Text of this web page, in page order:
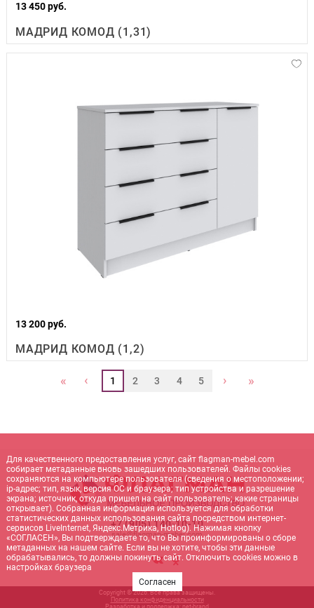
13 450 руб.
МАДРИД КОМОД (1,31)
13 200 руб.
МАДРИД КОМОД (1,2)
« ‹ 1 2 3 4 5 › »
+7 (905) 140-10-10
sale@flagman-mebel.com
Copyright © 2026. Все права защищены.
Политика конфиденциальности
Разработка и поддержка: net- brand
Для качественного предоставления услуг, сайт flagman-mebel.com
собирает метаданные вновь зашедших пользователей. Файлы cookies
сохраняются на компьютере пользователя (сведения о местоположении;
ip-адрес; тип, язык, версия ОС и браузера; тип устройства и разрешение
экрана; источник, откуда пришел на сайт пользователь; какие страницы
открывает). Собранная информация используется для обработки
статистических данных использования сайта посредством интернет-
сервисов LiveInternet, Яндекс.Метрика, Hotlog). Нажимая кнопку
«СОГЛАСЕН», Вы подтверждаете то, что Вы проинформированы о сборе
метаданных на нашем сайте. Если вы не хотите, чтобы эти данные
обрабатывались, то должны покинуть сайт. Отключить cookies можно в
настройках браузера
Согласен